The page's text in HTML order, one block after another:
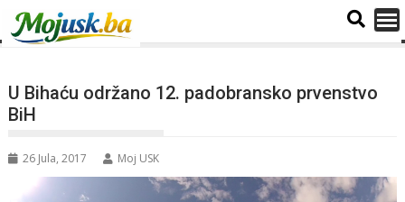
U Bihaću održano 12. padobransko prvenstvo
BiH
26 Jula, 2017 Moj USK